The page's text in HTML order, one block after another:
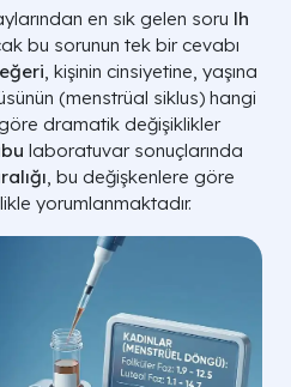
en sık gelen soru lh
bu sorunun tek bir cevabı
, kişinin cinsiyetine, yaşına
(menstrüal siklus) hangi
dramatik değişiklikler
laboratuvar sonuçlarında
, bu değişkenlere göre
yorumlanmaktadır.